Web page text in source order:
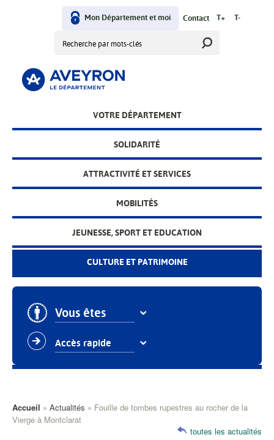
User
menu
Mon Département et moi Contact T+ T-
MainVOTRE DÉPARTEMENT
SOLIDARITÉ
ATTRACTIVITÉ ET SERVICES
MOBILITÉS
JEUNESSE, SPORT ET EDUCATION
CULTURE ET PATRIMOINE
Vous êtes
Accès rapide
Fil
Accueil Actualités
Fouille de tombes rupestres au rocher de la
Vierge à Montclarat
toutes les actualités